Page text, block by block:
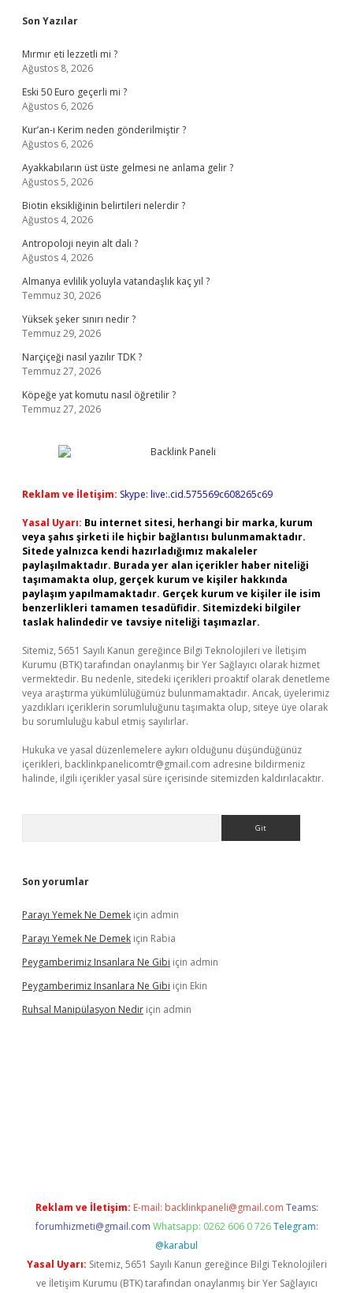
Sidebar
Son Yazılar
Mırmır eti lezzetli mi ?
Ağustos 8, 2026
Eski 50 Euro geçerli mi ?
Ağustos 6, 2026
Kur’an-ı Kerim neden gönderilmiştir ?
Ağustos 6, 2026
Ayakkabıların üst üste gelmesi ne anlama gelir ?
Ağustos 5, 2026
Biotin eksikliğinin belirtileri nelerdir ?
Ağustos 4, 2026
Antropoloji neyin alt dalı ?
Ağustos 4, 2026
Almanya evlilik yoluyla vatandaşlık kaç yıl ?
Temmuz 30, 2026
Yüksek şeker sınırı nedir ?
Temmuz 29, 2026
Narçiçeği nasıl yazılır TDK ?
Temmuz 27, 2026
Köpeğe yat komutu nasıl öğretilir ?
Temmuz 27, 2026
Reklam ve İletişim: Skype: live:.cid.575569c608265c69
Yasal Uyarı: Bu internet sitesi, herhangi bir marka, kurum
veya şahıs şirketi ile hiçbir bağlantısı bulunmamaktadır.
Sitede yalnızca kendi hazırladığımız makaleler
paylaşılmaktadır. Burada yer alan içerikler haber niteliği
taşımamakta olup, gerçek kurum ve kişiler hakkında
paylaşım yapılmamaktadır. Gerçek kurum ve kişiler ile isim
benzerlikleri tamamen tesadüfidir. Sitemizdeki bilgiler
taslak halindedir ve tavsiye niteliği taşımazlar.
Sitemiz, 5651 Sayılı Kanun gereğince Bilgi Teknolojileri ve İletişim
Kurumu (BTK) tarafından onaylanmış bir Yer Sağlayıcı olarak hizmet
vermektedir. Bu nedenle, sitedeki içerikleri proaktif olarak denetleme
veya araştırma yükümlülüğümüz bulunmamaktadır. Ancak, üyelerimiz
yazdıkları içeriklerin sorumluluğunu taşımakta olup, siteye üye olarak
bu sorumluluğu kabul etmiş sayılırlar.
Hukuka ve yasal düzenlemelere aykırı olduğunu düşündüğünüz
içerikleri, backlinkpanelicomtr@gmail.com adresine bildirmeniz
halinde, ilgili içerikler yasal süre içerisinde sitemizden kaldırılacaktır.
Son yorumlar
Parayı Yemek Ne Demek için admin
Parayı Yemek Ne Demek için Rabia
Peygamberimiz Insanlara Ne Gibi için admin
Peygamberimiz Insanlara Ne Gibi için Ekin
Ruhsal Manipülasyon Nedir için admin
Reklam ve İletişim: E-mail: backlinkpaneli@gmail.com Teams:
forumhizmeti@gmail.com Whatsapp: 0262 606 0 726 Telegram:
@karabul
Yasal Uyarı: Sitemiz, 5651 Sayılı Kanun gereğince Bilgi Teknolojileri
ve İletişim Kurumu (BTK) tarafından onaylanmış bir Yer Sağlayıcı